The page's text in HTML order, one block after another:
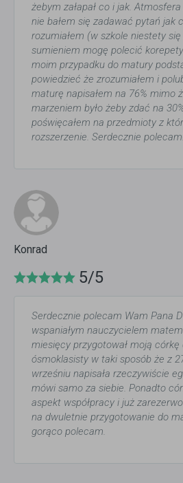
żebym załapał co i jak.
nie bałem się zadawać pytań jak
rozumiałem (w szkole niestety
sumieniem mogę polecić
moim przypadku do matury
powiedzieć że zrozumiałem i
maturę napisałem na 76% mimo
marzeniem było żeby zdać na
poświęcałem na przedmioty z
rozszerzenie. Serdecznie
Konrad
5/5
Serdecznie polecam Wam Pana
wspaniałym nauczycielem
miesięcy przygotował moją
ósmoklasisty w taki sposób że z
wrześniu napisała rzeczywiście
mówi samo za siebie. Ponadto
aspekt współpracy i już
na dwuletnie przygotowanie do
gorąco polecam.